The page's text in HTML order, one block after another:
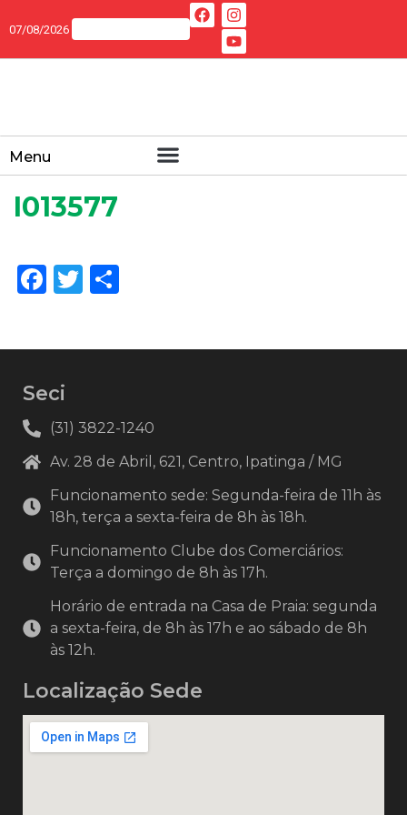
07/08/2026
Menu
I013577
Facebook
Twitter
Seci
(31) 3822-1240
Av. 28 de Abril, 621, Centro, Ipatinga / MG
Funcionamento sede: Segunda-feira de 11h às
18h, terça a sexta-feira de 8h às 18h.
Funcionamento Clube dos Comerciários:
Terça a domingo de 8h às 17h.
Horário de entrada na Casa de Praia: segunda
a sexta-feira, de 8h às 17h e ao sábado de 8h
às 12h.
Localização Sede